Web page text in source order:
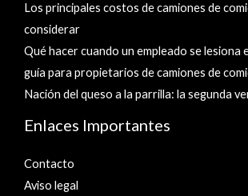
Los principales costos de camiones de
considerar
Qué hacer cuando un empleado se lesiona
guía para propietarios de camiones de
Nación del queso a la parrilla: la segunda
Enlaces Importantes
Contacto
Aviso legal